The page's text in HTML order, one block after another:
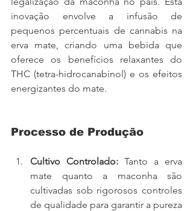
inovação envolve a infusão de
pequenos percentuais de cannabis na
erva mate, criando uma bebida que
oferece os benefícios relaxantes do
THC (tetra-hidrocanabinol) e os efeitos
energizantes do mate.
Processo de Produção
Cultivo Controlado: Tanto a erva
mate quanto a maconha são
cultivadas sob rigorosos controles
de qualidade para garantir a pureza